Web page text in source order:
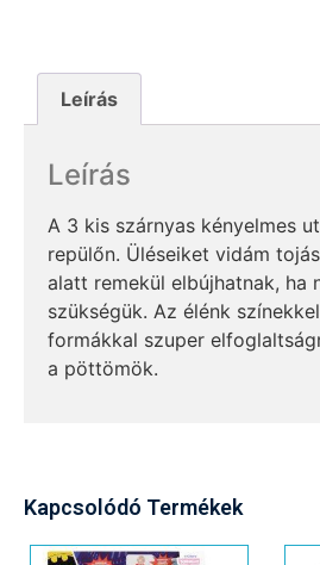
Leírás
Leírás
A 3 kis szárnyas kényelmes
repülőn. Üléseiket vidám
alatt remekül elbújhatnak, ha
szükségük. Az élénk
formákkal szuper
a pöttömök.
Kapcsolódó Termékek